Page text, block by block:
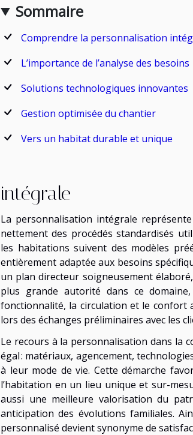
Sommaire
Comprendre la personnalisation
L’importance de l’analyse des besoins
Solutions technologiques innovantes
Gestion optimisée du chantier
Vers un habitat durable et unique
intégrale
La personnalisation intégrale
nettement des procédés standardisés
les habitations suivent des modèles
entièrement adaptée aux besoins
un plan directeur soigneusement
plus grande autorité dans ce
fonctionnalité, la circulation et le confort
lors des échanges préliminaires avec les
Le recours à la personnalisation dans la
égal : matériaux, agencement,
à leur mode de vie. Cette démarche
l’habitation en un lieu unique et sur-
aussi une meilleure valorisation du
anticipation des évolutions familiales.
personnalisé devient synonyme de